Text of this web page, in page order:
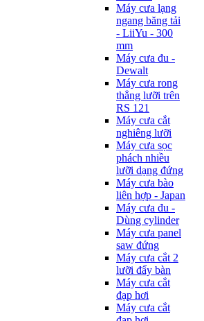
Máy cưa lạng
ngang băng tải
- LiiYu - 300
mm
Máy cưa đu -
Dewalt
Máy cưa rong
thẳng lưỡi trên
RS 121
Máy cưa cắt
nghiêng lưỡi
Máy cưa sọc
phách nhiều
lưỡi dạng đứng
Máy cưa bào
liên hợp - Japan
Máy cưa đu -
Dùng cylinder
Máy cưa panel
saw đứng
Máy cưa cắt 2
lưỡi đẩy bàn
Máy cưa cắt
đạp hơi
Máy cưa cắt